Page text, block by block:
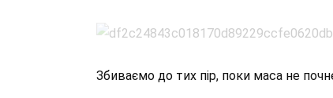
Збиваємо до тих пір, поки маса не